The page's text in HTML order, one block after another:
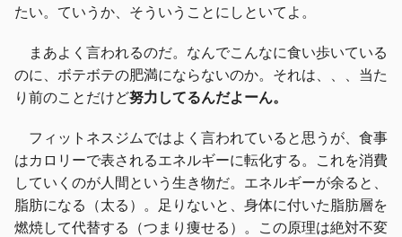
たい。ていうか、そういうことにしといてよ。
まあよく言われるのだ。なんでこんなに食い歩いている
のに、ボテボテの肥満にならないのか。それは、、、当た
り前のことだけど努力してるんだよーん。
フィットネスジムではよく言われていると思うが、食事
はカロリーで表されるエネルギーに転化する。これを消費
していくのが人間という生き物だ。エネルギーが余ると、
脂肪になる（太る）。足りないと、身体に付いた脂肪層を
燃焼して代替する（つまり痩せる）。この原理は絶対不変